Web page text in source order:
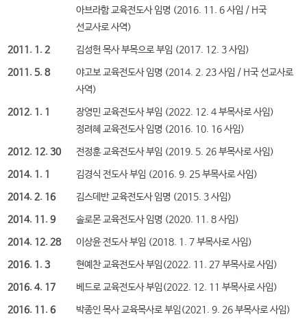
아브라함 교육전도사 임명 (2016. 11. 6 사임 / H국
선교사로 사역)
2011. 1. 2 김성헌 목사 부목으로 부임 (2017. 12. 3 사임)
2011. 5. 8
야고보 교육전도사 임명 (2014. 2. 23 사임 / H국 선교사로
사역)
2012. 1. 1
장영민 교육전도사 부임 (2022. 12. 4 부목사로 사임)
정려혜 교육전도사 임명 (2016. 10. 16 사임)
2012. 12. 30 전정훈 교육전도사 부임 (2019. 5. 26 부목사로 사임)
2014. 1. 1 김경식 전도사 부임 (2016. 9. 25 부목사로 사임)
2014. 2. 16 김스데반 교육전도사 임명 (2015. 3 사임)
2014. 11. 9 솔로몬 교육전도사 임명 (2020. 11. 8 사임)
2014. 12. 28 이상윤 전도사 부임 (2018. 1. 7 부목사로 사임)
2016. 1. 3 현예찬 교육전도사 부임(2022. 11. 27 부목사로 사임)
2016. 4. 17 베드로 교육전도사 부임(2022. 12. 11 부목사로 사임)
2016. 11. 6 박종인 목사 교육목사로 부임(2021. 9. 26 부목사로 사임)